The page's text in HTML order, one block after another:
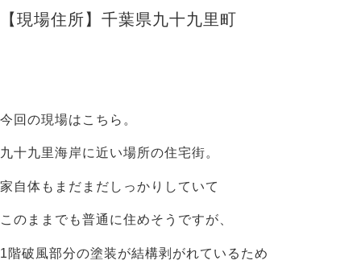
【現場住所】千葉県九十九里町
今回の現場はこちら。
九十九里海岸に近い場所の住宅街。
家自体もまだまだしっかりしていて
このままでも普通に住めそうですが、
1階破風部分の塗装が結構剥がれているため